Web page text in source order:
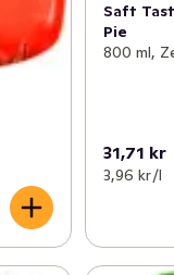
Saft
Pie
800 ml,
31,71 kr
3,96 kr /l